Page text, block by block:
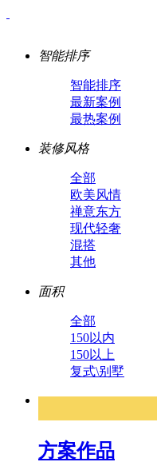
智能排序
智能排序
最新案例
最热案例
装修风格
全部
欧美风情
禅意东方
现代轻奢
混搭
其他
面积
全部
150以内
150以上
复式\别墅
方案作品